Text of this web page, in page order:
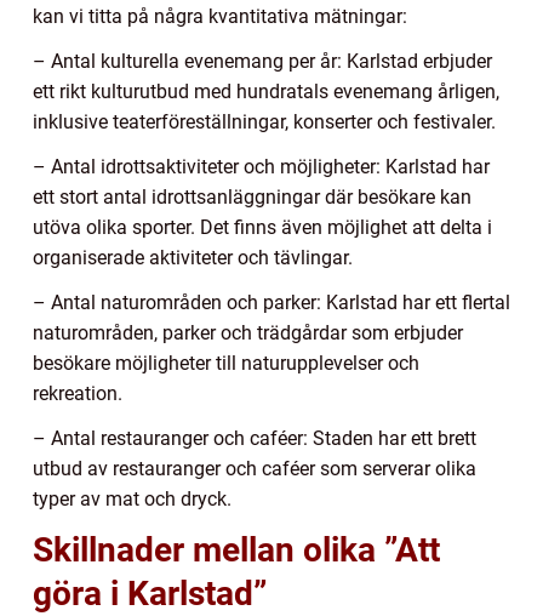
kan vi titta på några kvantitativa mätningar:
– Antal kulturella evenemang per år: Karlstad erbjuder
ett rikt kulturutbud med hundratals evenemang årligen,
inklusive teaterföreställningar, konserter och festivaler.
– Antal idrottsaktiviteter och möjligheter: Karlstad har
ett stort antal idrottsanläggningar där besökare kan
utöva olika sporter. Det finns även möjlighet att delta i
organiserade aktiviteter och tävlingar.
– Antal naturområden och parker: Karlstad har ett flertal
naturområden, parker och trädgårdar som erbjuder
besökare möjligheter till naturupplevelser och
rekreation.
– Antal restauranger och caféer: Staden har ett brett
utbud av restauranger och caféer som serverar olika
typer av mat och dryck.
Skillnader mellan olika ”Att
göra i Karlstad”